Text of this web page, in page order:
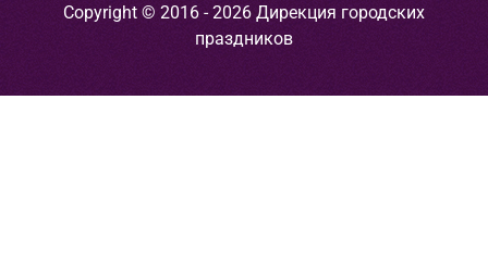
Copyright © 2016 - 2026 Дирекция городских
праздников